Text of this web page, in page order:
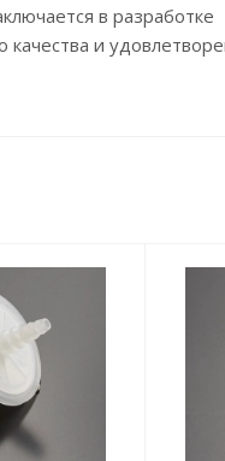
в разработке
и